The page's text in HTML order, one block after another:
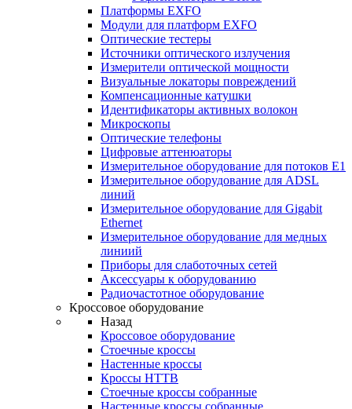
Платформы EXFO
Модули для платформ EXFO
Оптические тестеры
Источники оптического излучения
Измерители оптической мощности
Визуальные локаторы повреждений
Компенсационные катушки
Идентификаторы активных волокон
Микроскопы
Оптические телефоны
Цифровые аттенюаторы
Измерительное оборудование для потоков Е1
Измерительное оборудование для ADSL
линий
Измерительное оборудование для Gigabit
Ethernet
Измерительное оборудование для медных
линиий
Приборы для слаботочных сетей
Аксессуары к оборудованию
Радиочастотное оборудование
Кроссовое оборудование
Назад
Кроссовое оборудование
Стоечные кроссы
Настенные кроссы
Кроссы HTTB
Стоечные кроссы собранные
Настенные кроссы собранные